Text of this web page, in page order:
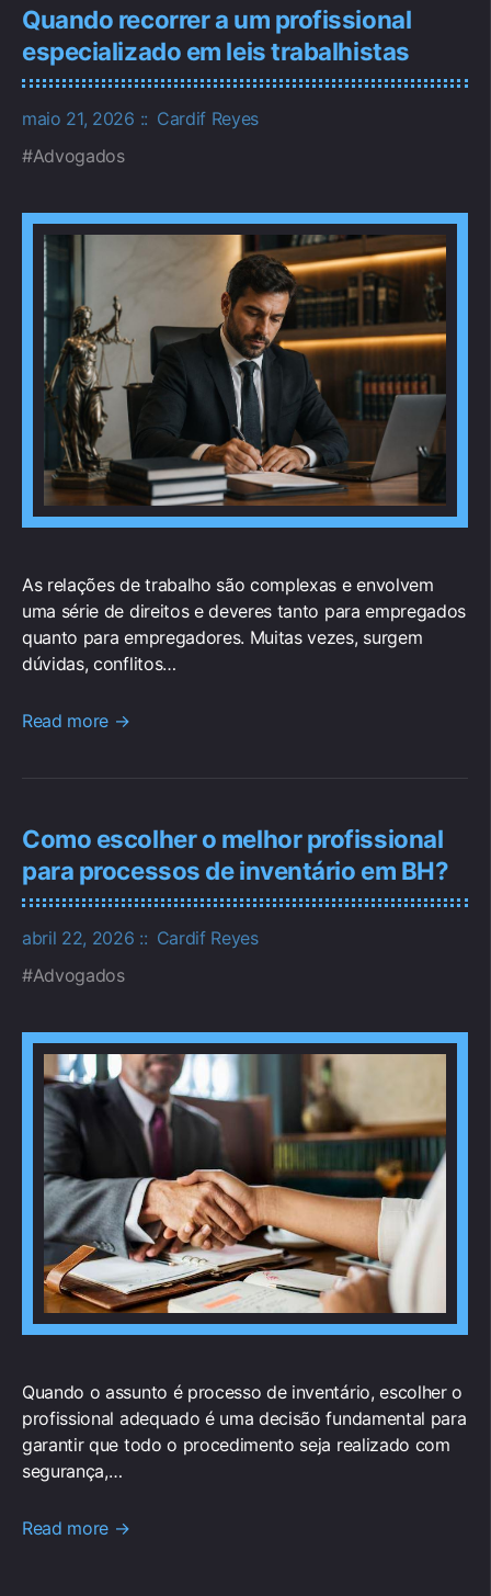
Quando recorrer a um profissional
especializado em leis trabalhistas
maio 21, 2026
Cardif Reyes
Advogados
As relações de trabalho são complexas e envolvem
uma série de direitos e deveres tanto para empregados
quanto para empregadores. Muitas vezes, surgem
dúvidas, conflitos…
Read more →
Como escolher o melhor profissional
para processos de inventário em BH?
abril 22, 2026
Cardif Reyes
Advogados
Quando o assunto é processo de inventário, escolher o
profissional adequado é uma decisão fundamental para
garantir que todo o procedimento seja realizado com
segurança,…
Read more →